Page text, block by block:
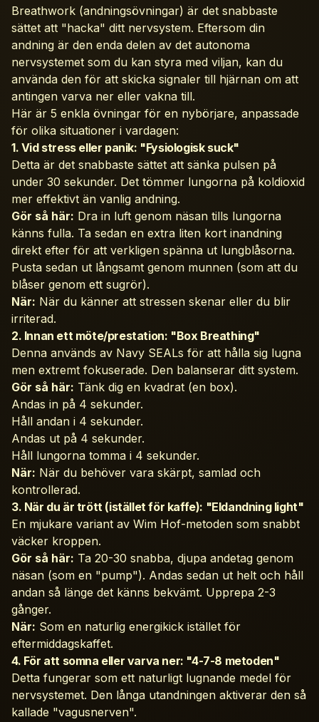
Breathwork (andningsövningar) är det snabbaste
sättet att "hacka" ditt nervsystem. Eftersom din
andning är den enda delen av det autonoma
nervsystemet som du kan styra med viljan, kan du
använda den för att skicka signaler till hjärnan om att
antingen varva ner eller vakna till.
Här är 5 enkla övningar för en nybörjare, anpassade
för olika situationer i vardagen:
1. Vid stress eller panik: "Fysiologisk suck"
Detta är det snabbaste sättet att sänka pulsen på
under 30 sekunder. Det tömmer lungorna på koldioxid
mer effektivt än vanlig andning.
Gör så här: Dra in luft genom näsan tills lungorna
känns fulla. Ta sedan en extra liten kort inandning
direkt efter för att verkligen spänna ut lungblåsorna.
Pusta sedan ut långsamt genom munnen (som att du
blåser genom ett sugrör).
När: När du känner att stressen skenar eller du blir
irriterad.
2. Innan ett möte/prestation: "Box Breathing"
Denna används av Navy SEALs för att hålla sig lugna
men extremt fokuserade. Den balanserar ditt system.
Gör så här: Tänk dig en kvadrat (en box).
Andas in på 4 sekunder.
Håll andan i 4 sekunder.
Andas ut på 4 sekunder.
Håll lungorna tomma i 4 sekunder.
När: När du behöver vara skärpt, samlad och
kontrollerad.
3. När du är trött (istället för kaffe): "Eldandning light"
En mjukare variant av Wim Hof-metoden som snabbt
väcker kroppen.
Gör så här: Ta 20-30 snabba, djupa andetag genom
näsan (som en "pump"). Andas sedan ut helt och håll
andan så länge det känns bekvämt. Upprepa 2-3
gånger.
När: Som en naturlig energikick istället för
eftermiddagskaffet.
4. För att somna eller varva ner: "4-7-8 metoden"
Detta fungerar som ett naturligt lugnande medel för
nervsystemet. Den långa utandningen aktiverar den så
kallade "vagusnerven".